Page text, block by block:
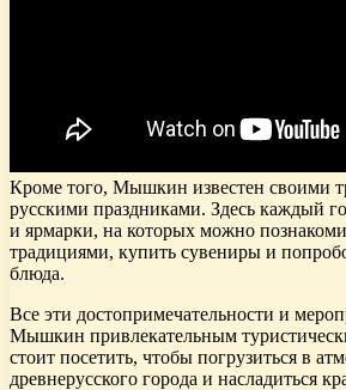
Кроме того, Мышкин известен своими
русскими праздниками. Здесь каждый
и ярмарки, на которых можно
традициями, купить сувениры и
блюда.
Все эти достопримечательности и
Мышкин привлекательным
стоит посетить, чтобы погрузиться в
древнерусского города и насладиться